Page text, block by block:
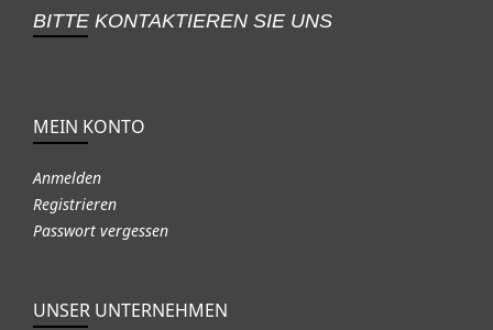
BITTE KONTAKTIEREN SIE UNS
MEIN KONTO
Anmelden
Registrieren
Passwort vergessen
UNSER UNTERNEHMEN